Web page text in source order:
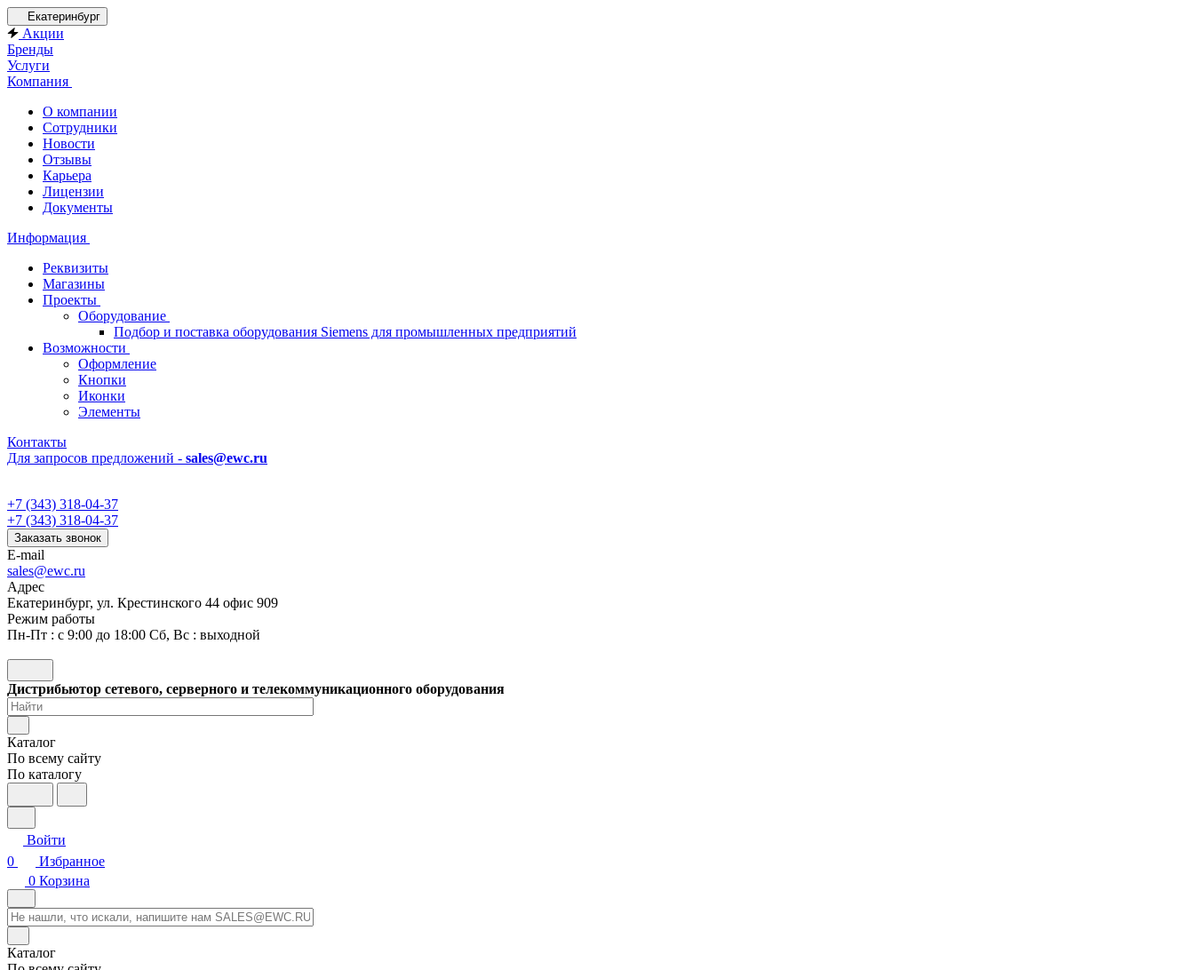
Екатеринбург
Акции
Бренды
Услуги
Компания
О компании
Сотрудники
Новости
Отзывы
Карьера
Лицензии
Документы
Информация
Реквизиты
Магазины
Проекты
Оборудование
Подбор и поставка оборудования Siemens для промышленных предприятий
Возможности
Оформление
Кнопки
Иконки
Элементы
Контакты
Для запросов предложений - sales@ewc.ru
+7 (343) 318-04-37
+7 (343) 318-04-37
Заказать звонок
E-mail
sales@ewc.ru
Адрес
Екатеринбург, ул. Крестинского 44 офис 909
Режим работы
Пн-Пт : с 9:00 до 18:00 Сб, Вс : выходной
Дистрибьютор сетевого, серверного и телекоммуникационного оборудования
Каталог
По всему сайту
По каталогу
Войти
0
Избранное
0 Корзина
Каталог